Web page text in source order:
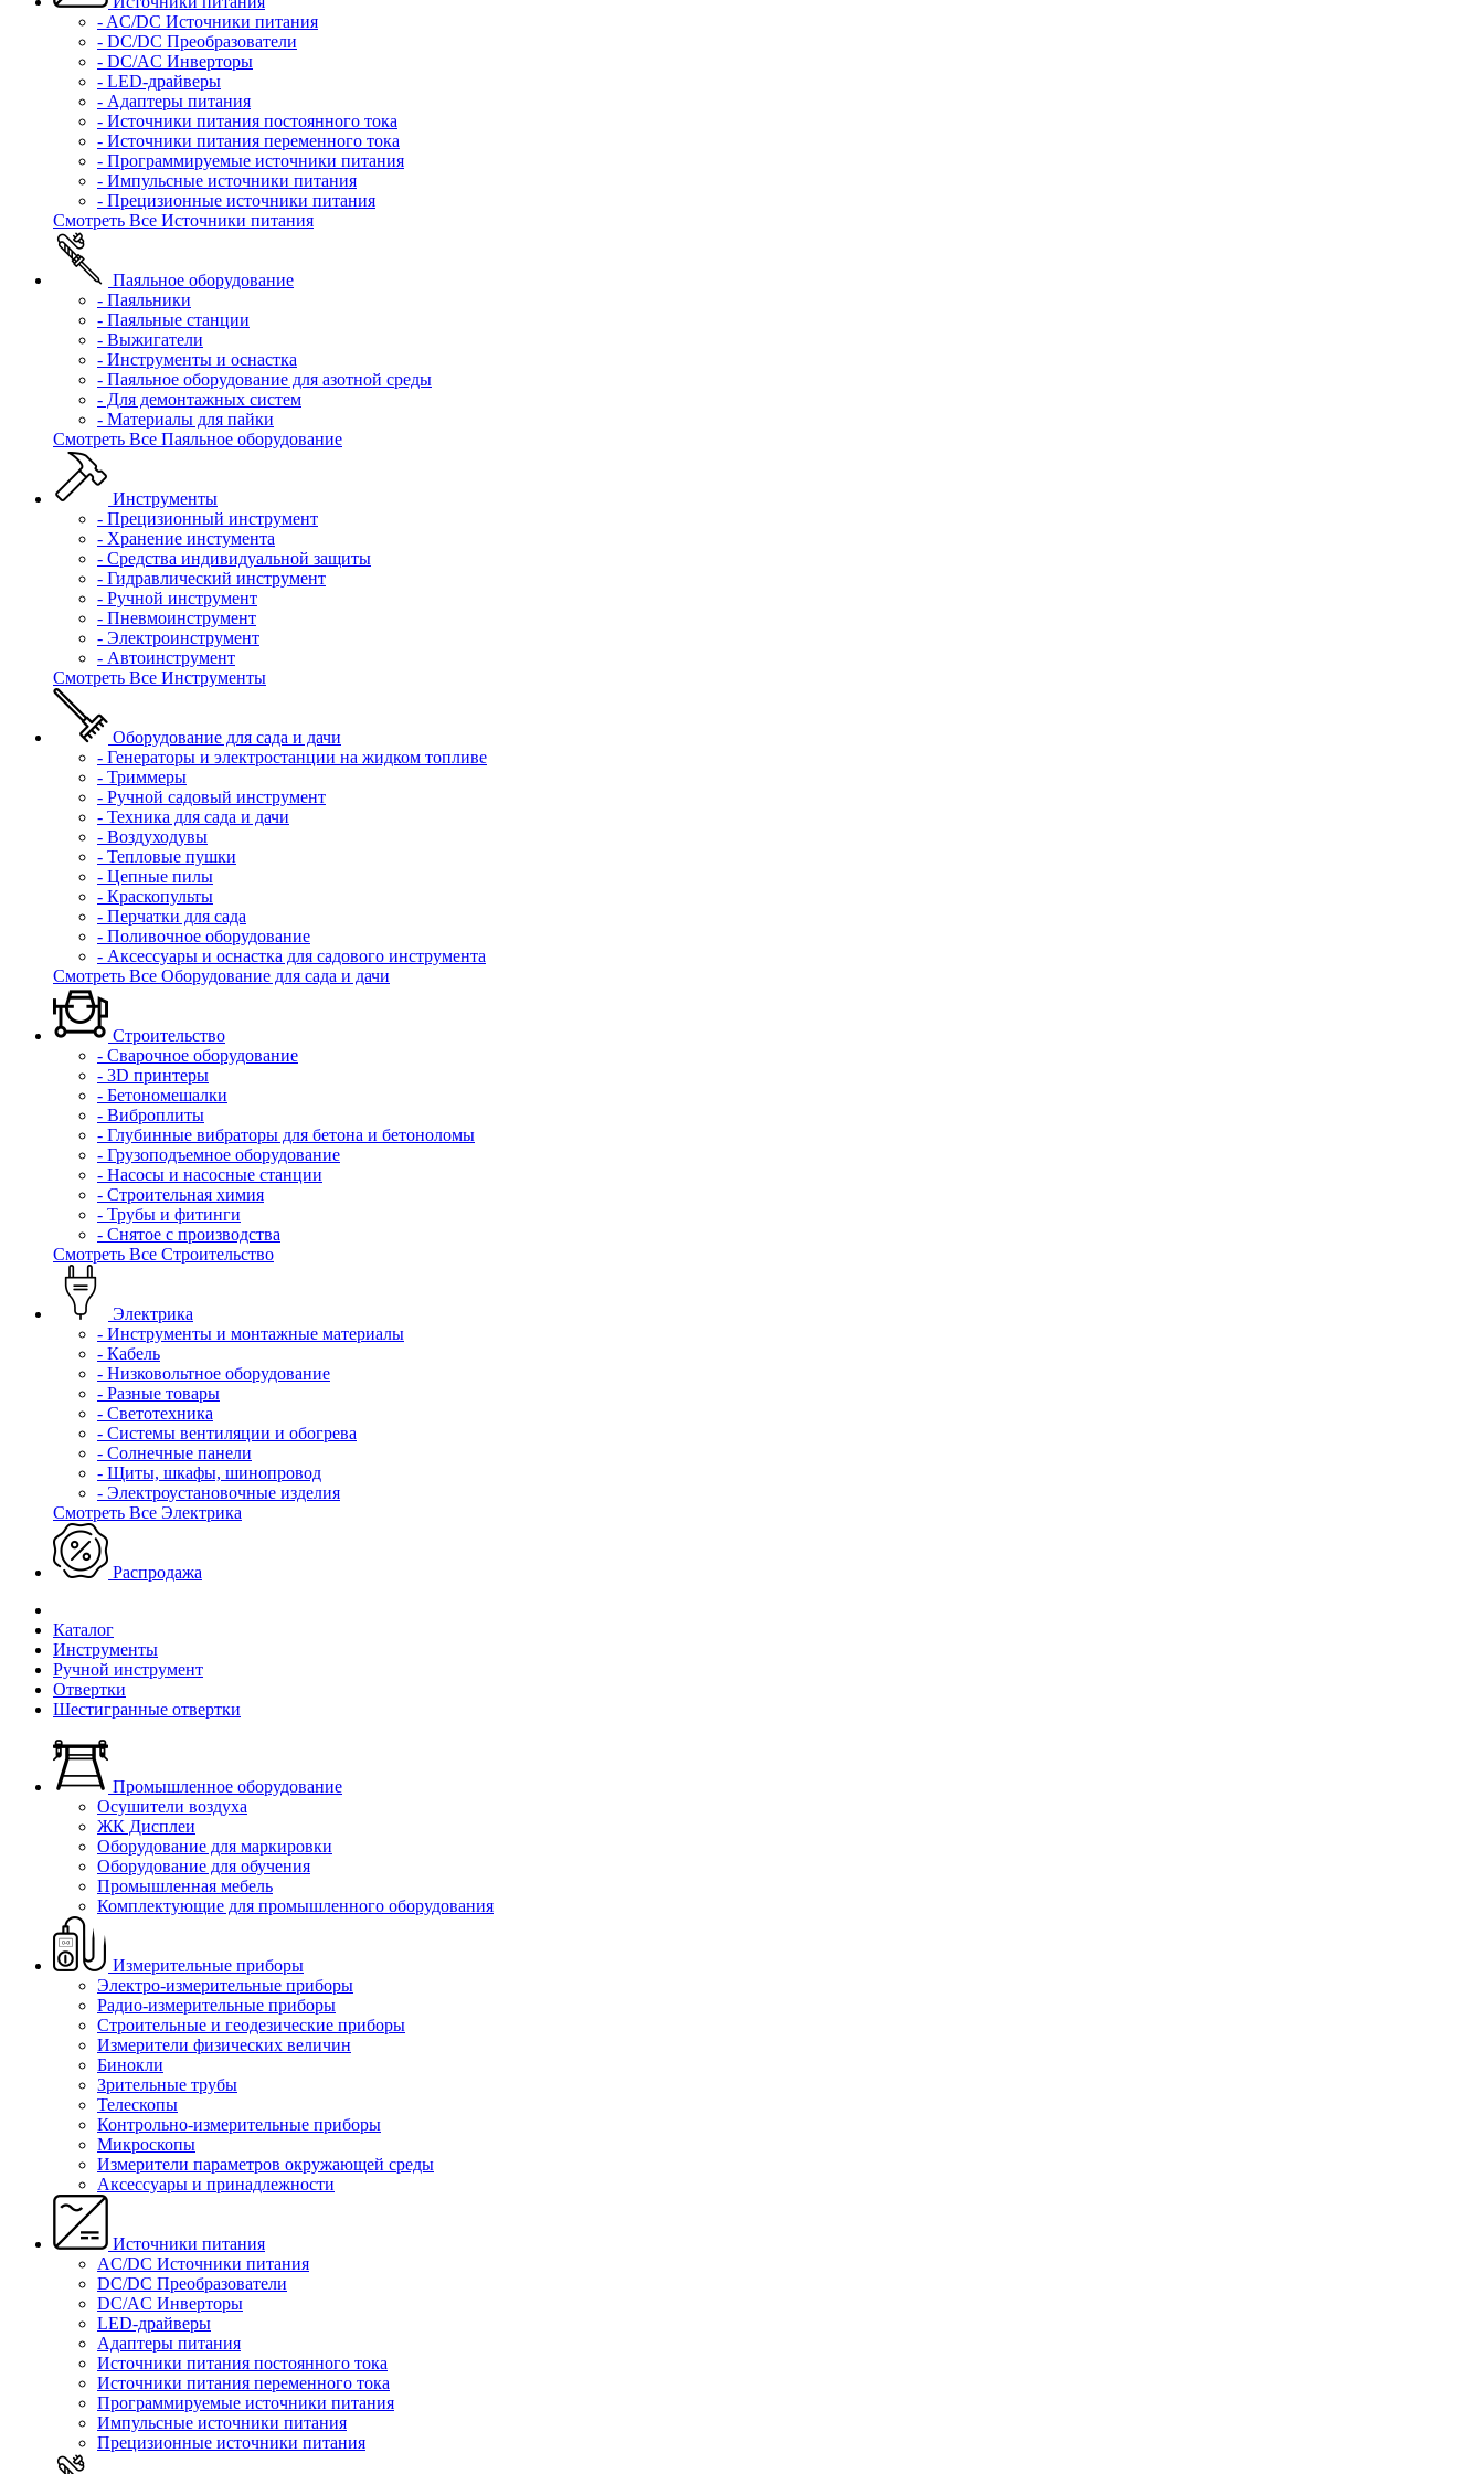
- AC/DC Источники питания
- DC/DC Преобразователи
- DC/AC Инверторы
- LED-драйверы
- Адаптеры питания
- Источники питания постоянного тока
- Источники питания переменного тока
- Программируемые источники питания
- Импульсные источники питания
- Прецизионные источники питания
Смотреть Все Источники питания
Паяльное оборудование
- Паяльники
- Паяльные станции
- Выжигатели
- Инструменты и оснастка
- Паяльное оборудование для азотной среды
- Для демонтажных систем
- Материалы для пайки
Смотреть Все Паяльное оборудование
Инструменты
- Прецизионный инструмент
- Хранение инстумента
- Средства индивидуальной защиты
- Гидравлический инструмент
- Ручной инструмент
- Пневмоинструмент
- Электроинструмент
- Автоинструмент
Смотреть Все Инструменты
Оборудование для сада и дачи
- Генераторы и электростанции на жидком топливе
- Триммеры
- Ручной садовый инструмент
- Техника для сада и дачи
- Воздуходувы
- Тепловые пушки
- Цепные пилы
- Краскопульты
- Перчатки для сада
- Поливочное оборудование
- Аксессуары и оснастка для садового инструмента
Смотреть Все Оборудование для сада и дачи
Строительство
- Сварочное оборудование
- 3D принтеры
- Бетономешалки
- Виброплиты
- Глубинные вибраторы для бетона и бетоноломы
- Грузоподъемное оборудование
- Насосы и насосные станции
- Строительная химия
- Трубы и фитинги
- Снятое с производства
Смотреть Все Строительство
Электрика
- Инструменты и монтажные материалы
- Кабель
- Низковольтное оборудование
- Разные товары
- Светотехника
- Системы вентиляции и обогрева
- Солнечные панели
- Щиты, шкафы, шинопровод
- Электроустановочные изделия
Смотреть Все Электрика
Распродажа
Каталог
Инструменты
Ручной инструмент
Отвертки
Шестигранные отвертки
Промышленное оборудование
Осушители воздуха
ЖК Дисплеи
Оборудование для маркировки
Оборудование для обучения
Промышленная мебель
Комплектующие для промышленного оборудования
Измерительные приборы
Электро-измерительные приборы
Радио-измерительные приборы
Строительные и геодезические приборы
Измерители физических величин
Бинокли
Зрительные трубы
Телескопы
Контрольно-измерительные приборы
Микроскопы
Измерители параметров окружающей среды
Аксессуары и принадлежности
Источники питания
AC/DC Источники питания
DC/DC Преобразователи
DC/AC Инверторы
LED-драйверы
Адаптеры питания
Источники питания постоянного тока
Источники питания переменного тока
Программируемые источники питания
Импульсные источники питания
Прецизионные источники питания